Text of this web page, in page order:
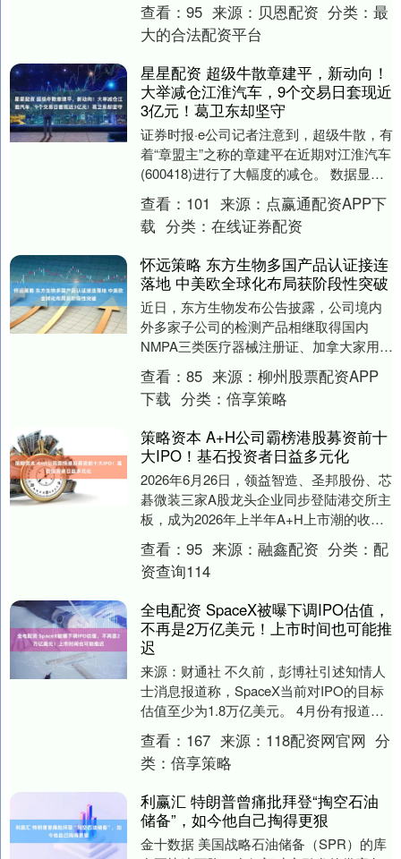
广....
查看： 95 来源： 贝恩配资 分类：最
大的合法配资平台
星星配资 超级牛散章建平，新动向！
大举减仓江淮汽车，9个交易日套现近
3亿元！葛卫东却坚守
证券时报·e公司记者注意到，超级牛散，有
着“章盟主”之称的章建平在近期对江淮汽车
(600418)进行了大幅度的减仓。 数据显
示，截至6月23日，方文艳持有江淮汽....
查看： 101 来源： 点赢通配资APP下
载 分类： 在线证券配资
怀远策略 东方生物多国产品认证接连
落地 中美欧全球化布局获阶段性突破
近日，东方生物发布公告披露，公司境内
外多家子公司的检测产品相继取得国内
NMPA三类医疗器械注册证、加拿大家用自
测许可及欧盟IVDR系列产品认证，覆盖分
子核酸、呼....
查看： 85 来源： 柳州股票配资APP
下载 分类： 倍享策略
策略资本 A+H公司霸榜港股募资前十
大IPO！基石投资者日益多元化
2026年6月26日，领益智造、圣邦股份、芯
碁微装三家A股龙头企业同步登陆港交所主
板，成为2026年上半年A+H上市潮的收官
之作。 今年以来，A股企业“扎堆”赴....
查看： 95 来源： 融鑫配资 分类：配
资查询114
全电配资 SpaceX被曝下调IPO估值，
不再是2万亿美元！上市时间也可能推
迟
来源：财通社 不久前，彭博社引述知情人
士消息报道称，SpaceX当前对IPO的目标
估值至少为1.8万亿美元。 4月份有报道
称，SpaceX的目标估值超过2万亿美....
查看： 167 来源： 118配资网官网 分
类： 倍享策略
利赢汇 特朗普曾痛批拜登“掏空石油
储备”，如今他自己掏得更狠
金十数据 美国战略石油储备（SPR）的库